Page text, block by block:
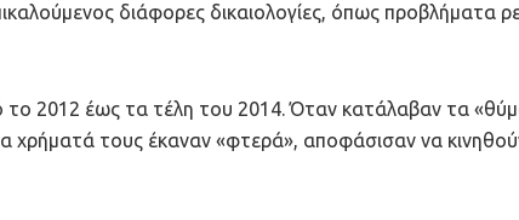
διάφορες δικαιολογίες, όπως προβλήματα
το 2012 έως τα τέλη του 2014. Όταν κατάλαβαν τα
χρήματά τους έκαναν «φτερά», αποφάσισαν να